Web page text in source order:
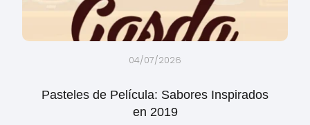
04/07/2026
Pasteles de Película: Sabores Inspirados
en 2019